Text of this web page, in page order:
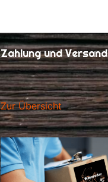
Zahlung und Versand
Zur Übersicht